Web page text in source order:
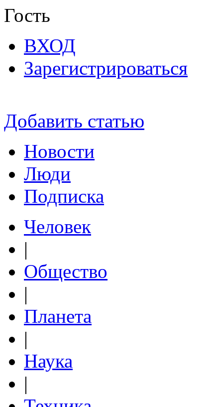
Гость
ВХОД
Зарегистрироваться
Добавить статью
Новости
Люди
Подписка
Человек
|
Общество
|
Планета
|
Наука
|